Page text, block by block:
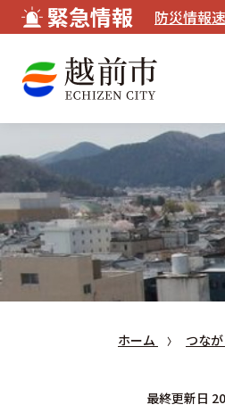
緊急情報 防災情報
ホーム つな
最終更新日